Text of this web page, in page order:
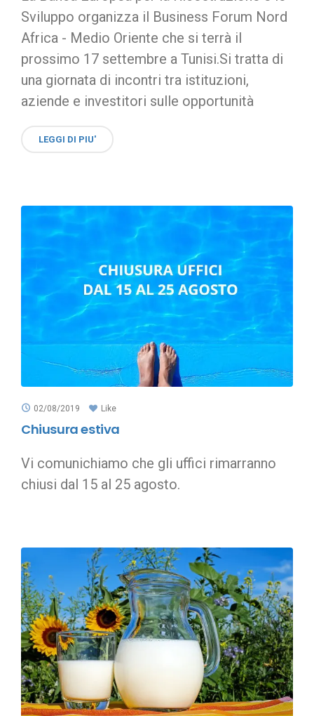
Sviluppo organizza il Business Forum Nord
Africa - Medio Oriente che si terrà il
prossimo 17 settembre a Tunisi.Si tratta di
una giornata di incontri tra istituzioni,
aziende e investitori sulle opportunità
LEGGI DI PIU'
02/08/2019 Like
Chiusura estiva
Vi comunichiamo che gli uffici rimarranno
chiusi dal 15 al 25 agosto.